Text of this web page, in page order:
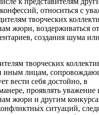
относиться с
творческих
жюри, воздерживаться от
создания шума
творческих
иным лицам,
вести себя достойно, в
проявлять уважение
жюри и другим
ситуаций,